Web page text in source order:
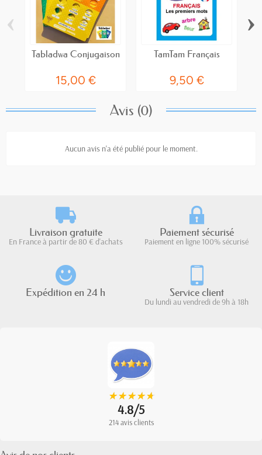
Tabladwa Conjugaison
15,00 €
TamTam Français
9,50 €
‹ ›
Avis (0)
Aucun avis n'a été publié pour le moment.
Livraison gratuite
En France à partir de 80 € d'achats
Paiement sécurisé
Paiement en ligne 100% sécurisé
Expédition en 24 h Service client
Du lundi au vendredi de 9h à 18h
★
★★
★★
★★
★★
★
4.8/5
214 avis clients